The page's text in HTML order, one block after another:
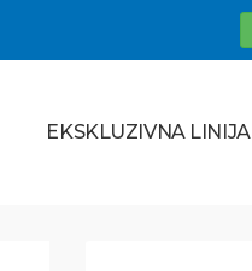
EKSKLUZIVNA LINIJA